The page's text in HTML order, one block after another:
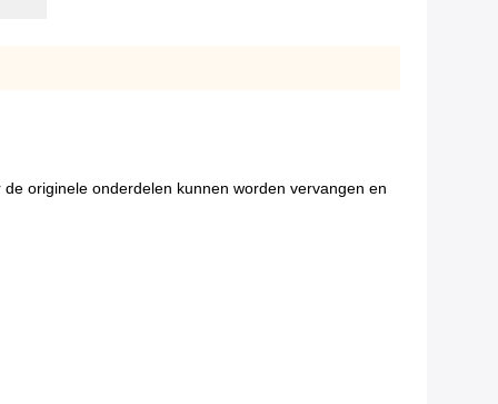
originele onderdelen kunnen worden vervangen en